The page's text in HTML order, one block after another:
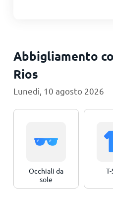
Abbigliamento
Rios
Lunedi, 10 agosto 2026
Occhiali da
sole